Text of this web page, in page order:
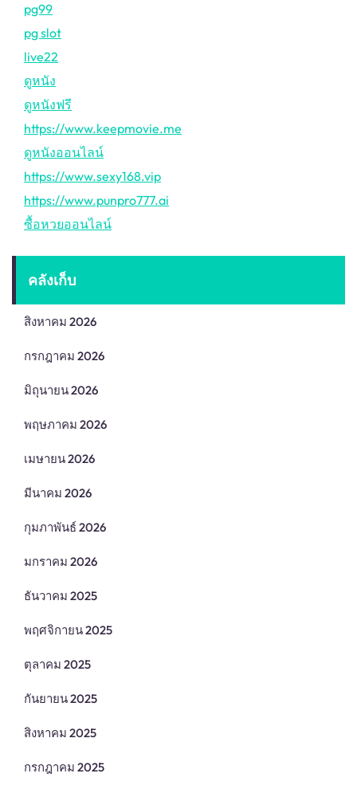
pg99
pg slot
live22
ดูหนัง
ดูหนังฟรี
https://www.keepmovie.me
ดูหนังออนไลน์
https://www.sexy168.vip
https://www.punpro777.ai
ซื้อหวยออนไลน์
คลังเก็บ
สิงหาคม 2026
กรกฎาคม 2026
มิถุนายน 2026
พฤษภาคม 2026
เมษายน 2026
มีนาคม 2026
กุมภาพันธ์ 2026
มกราคม 2026
ธันวาคม 2025
พฤศจิกายน 2025
ตุลาคม 2025
กันยายน 2025
สิงหาคม 2025
กรกฎาคม 2025